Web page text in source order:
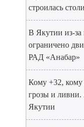
строилась
В Якутии из-за
ограничено
РАД «Анабар»
Кому +32, кому
грозы и
Якутии